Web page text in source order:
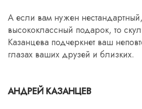
А если вам нужен
высококлассный подарок, то
Казанцева подчеркнет ваш
глазах ваших друзей и близких.
АНДРЕЙ КАЗАНЦЕВ